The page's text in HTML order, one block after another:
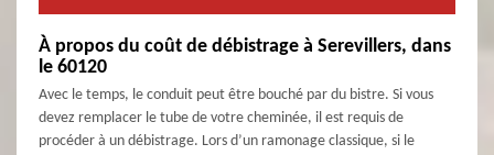
À propos du coût de débistrage à Serevillers, dans
le 60120
Avec le temps, le conduit peut être bouché par du bistre. Si vous
devez remplacer le tube de votre cheminée, il est requis de
procéder à un débistrage. Lors d’un ramonage classique, si le